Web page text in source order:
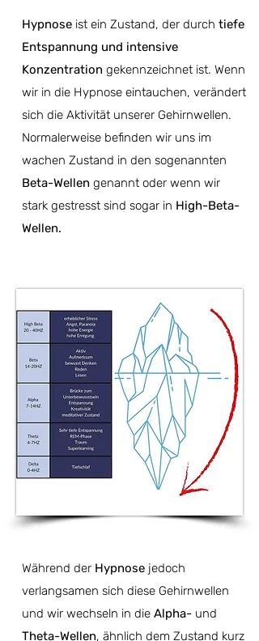
Hypnose ist ein Zustand, der durch tiefe
Entspannung und intensive
Konzentration gekennzeichnet ist. Wenn
wir in die Hypnose eintauchen, verändert
sich die Aktivität unserer Gehirnwellen.
Normalerweise befinden wir uns im
wachen Zustand in den sogenannten
Beta-Wellen genannt oder wenn wir
stark gestresst sind sogar in High-Beta-
Wellen.
Während der Hypnose jedoch
verlangsamen sich diese Gehirnwellen
und wir wechseln in die Alpha- und
Theta-Wellen, ähnlich dem Zustand kurz